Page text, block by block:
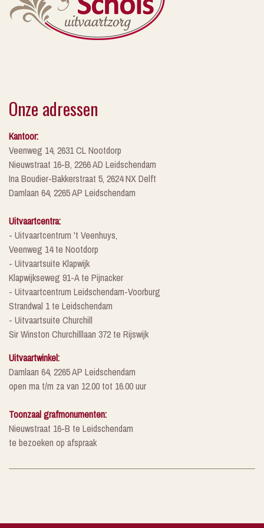
Onze adressen
Kantoor:
Veenweg 14, 2631 CL Nootdorp
Nieuwstraat 16-B, 2266 AD Leidschendam
Ina Boudier-Bakkerstraat 5, 2624 NX Delft
Damlaan 64, 2265 AP Leidschendam
Uitvaartcentra:
- Uitvaartcentrum 't Veenhuys,
Veenweg 14 te Nootdorp
- Uitvaartsuite Klapwijk
Klapwijkseweg 91-A te Pijnacker
- Uitvaartcentrum Leidschendam-Voorburg
Strandwal 1 te Leidschendam
- Uitvaartsuite Churchill
Sir Winston Churchilllaan 372 te Rijswijk
Uitvaartwinkel:
Damlaan 64, 2265 AP Leidschendam
open ma t/m za van 12.00 tot 16.00 uur
Toonzaal grafmonumenten:
Nieuwstraat 16-B te Leidschendam
te bezoeken op afspraak